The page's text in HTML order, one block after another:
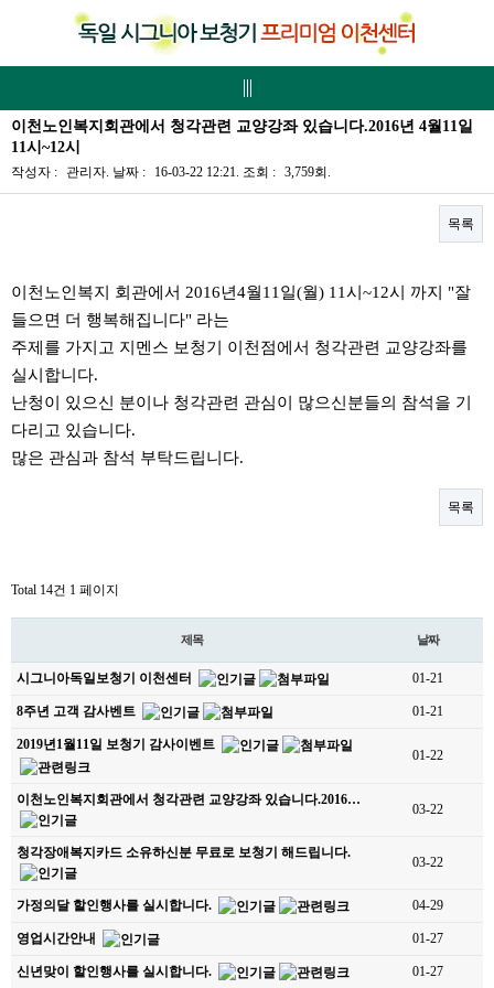
이천노인복지회관에서 청각관련 교양강좌 있습니다.2016년 4월11일
11시~12시
작성자 : 관리자. 날짜 : 16-03-22 12:21. 조회 : 3,759회.
목록
이천노인복지 회관에서 2016년4월11일(월) 11시~12시 까지 "잘
들으면 더 행복해집니다" 라는
주제를 가지고 지멘스 보청기 이천점에서 청각관련 교양강좌를
실시합니다.
난청이 있으신 분이나 청각관련 관심이 많으신분들의 참석을 기
다리고 있습니다.
많은 관심과 참석 부탁드립니다.
목록
Total 14건 1 페이지
제목 날짜
시그니아독일보청기 이천센터 01-21
8주년 고객 감사벤트 01-21
2019년1월11일 보청기 감사이벤트
01-22
이천노인복지회관에서 청각관련 교양강좌 있습니다.2016…
03-22
청각장애복지카드 소유하신분 무료로 보청기 해드립니다.
03-22
가정의달 할인행사를 실시합니다. 04-29
영업시간안내 01-27
신년맞이 할인행사를 실시합니다. 01-27